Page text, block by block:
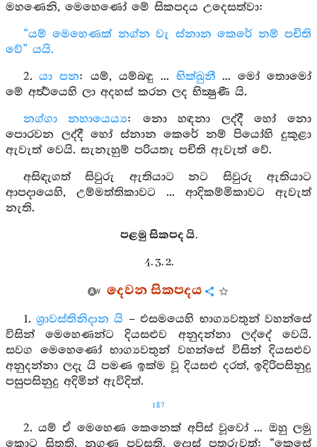
මහණෙනි, මෙහෙණෝ මේ සිකපදය උදෙසත්වා:
“යම් මෙහෙණක් නග්න වැ ස්නාන කෙරේ නම් පචිති
වේ” යයි.
2.යා පන: යම්, යම්බඳු ... භික්ඛුනී ... මෝ තොමෝ
මේ අර්‍ත්‍ථයෙහි ලා අදහස් කරන ලද භික්‍ෂුණී යි.
නග්ගා නහායෙය්‍ය: නො හඳනා ලද්දී හෝ නො
පොරවන ලද්දී හෝ ස්නාන කෙරේ නම් පියෝහි දුකුළා
ඇවැත් වෙයි. සැනැහුම් පරියතැ පචිති ඇවැත් වේ.
අසිඳැගත් සිවුරු ඇතියාට නට සිවුරු ඇතියාට
ආපදායෙහි, උම්මත්තිකාවට ... ආදිකම්මිකාවට ඇවැත්
නැති.
පළමු සිකපද යි.
4. 3. 2.
දෙවන සිකපදය
1.ශ්‍රාවස්තිනිදාන යි – එසමයෙහි භාග්‍යවතුන් වහන්සේ
විසින් මෙහෙණන්ට දියසළුව අනුදන්නා ලද්දේ වෙයි.
සවග මෙහෙණෝ භාග්‍යවතුන් වහන්සේ විසින් දියසළුව
අනුදන්නා ලදැ යි පමණ ඉක්ම වූ දියසළු දරත්, ඉදිරිපසිනුදු
පසුපසිනුදු අදිමින් ඇවිදිත්.
187
2. යම් ඒ මෙහෙණ කෙනෙක් අපිස් වූවෝ ... ඔහු ලමු
කොට සිතති, නුගුණ පවසති, දොස් පතුරුවත්: “කෙසේ